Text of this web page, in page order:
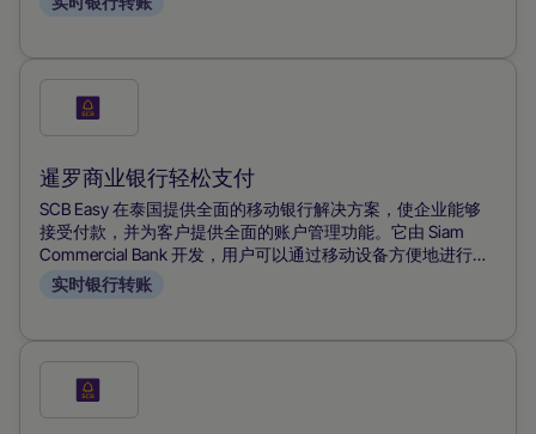
式
选
此
付
款
方
式
暹罗商业银行轻松支付
SCB Easy 在泰国提供全面的移动银行解决方案，使企业能够
接受付款，并为客户提供全面的账户管理功能。它由 Siam
Commercial Bank 开发，用户可以通过移动设备方便地进行支
付、转账和账户管理，从而简化商家和消费者的金融交易。
实时银行转账
选